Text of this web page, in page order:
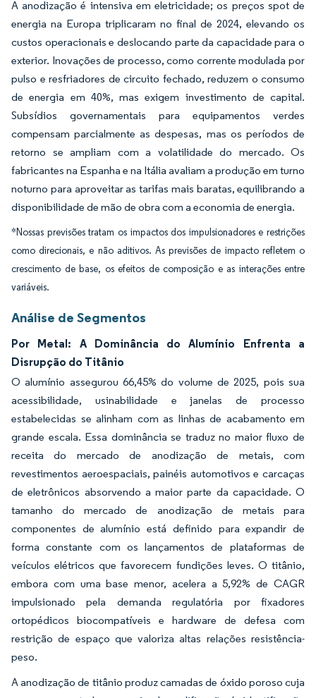
A anodização é intensiva em eletricidade; os preços spot de
energia na Europa triplicaram no final de 2024, elevando os
custos operacionais e deslocando parte da capacidade para o
exterior. Inovações de processo, como corrente modulada por
pulso e resfriadores de circuito fechado, reduzem o consumo
de energia em 40%, mas exigem investimento de capital.
Subsídios governamentais para equipamentos verdes
compensam parcialmente as despesas, mas os períodos de
retorno se ampliam com a volatilidade do mercado. Os
fabricantes na Espanha e na Itália avaliam a produção em turno
noturno para aproveitar as tarifas mais baratas, equilibrando a
disponibilidade de mão de obra com a economia de energia.
*Nossas previsões tratam os impactos dos impulsionadores e restrições
como direcionais, e não aditivos. As previsões de impacto refletem o
crescimento de base, os efeitos de composição e as interações entre
variáveis.
Análise de Segmentos
Por Metal: A Dominância do Alumínio Enfrenta a
Disrupção do Titânio
O alumínio assegurou 66,45% do volume de 2025, pois sua
acessibilidade, usinabilidade e janelas de processo
estabelecidas se alinham com as linhas de acabamento em
grande escala. Essa dominância se traduz no maior fluxo de
receita do mercado de anodização de metais, com
revestimentos aeroespaciais, painéis automotivos e carcaças
de eletrônicos absorvendo a maior parte da capacidade. O
tamanho do mercado de anodização de metais para
componentes de alumínio está definido para expandir de
forma constante com os lançamentos de plataformas de
veículos elétricos que favorecem fundições leves. O titânio,
embora com uma base menor, acelera a 5,92% de CAGR
impulsionado pela demanda regulatória por fixadores
ortopédicos biocompatíveis e hardware de defesa com
restrição de espaço que valoriza altas relações resistência-
peso.
A anodização de titânio produz camadas de óxido poroso cuja